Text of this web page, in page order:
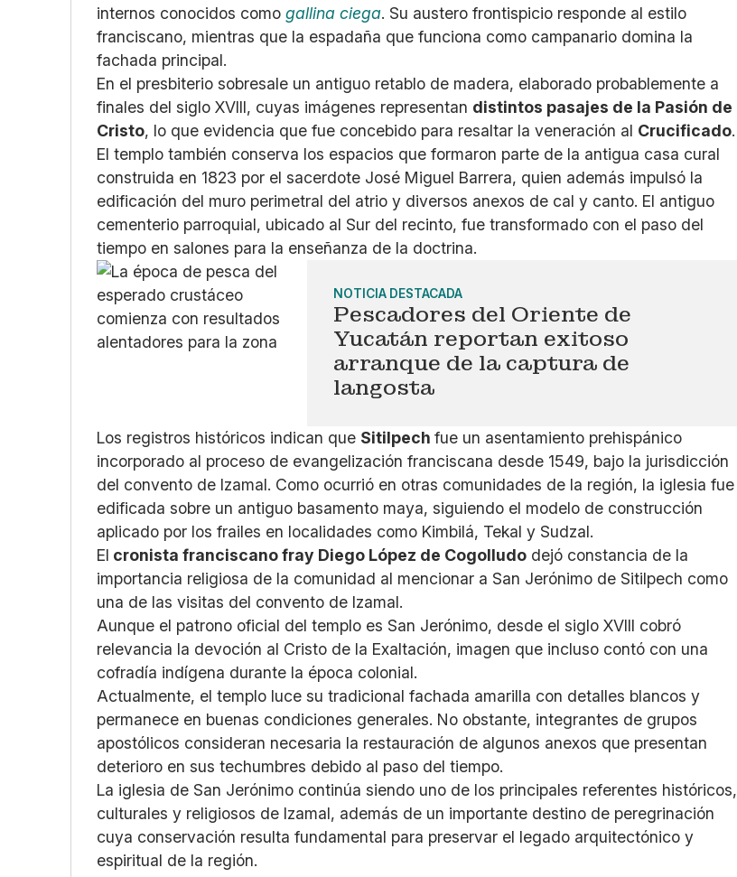
internos conocidos comogallina ciega. Su austero frontispicio responde al estilo
franciscano, mientras que la espadaña que funciona como campanario domina la
fachada principal.
En el presbiterio sobresale un antiguo retablo de madera, elaborado probablemente a
finales del siglo XVIII, cuyas imágenes representan distintos pasajes de la Pasión de
Cristo, lo que evidencia que fue concebido para resaltar la veneración al Crucificado.
El templo también conserva los espacios que formaron parte de la antigua casa cural
construida en 1823 por el sacerdote José Miguel Barrera, quien además impulsó la
edificación del muro perimetral del atrio y diversos anexos de cal y canto. El antiguo
cementerio parroquial, ubicado al Sur del recinto, fue transformado con el paso del
tiempo en salones para la enseñanza de la doctrina.
NOTICIA DESTACADA
Pescadores del Oriente de
Yucatán reportan exitoso
arranque de la captura de
langosta
Los registros históricos indican que Sitilpechfue un asentamiento prehispánico
incorporado al proceso de evangelización franciscana desde 1549, bajo la jurisdicción
del convento de Izamal. Como ocurrió en otras comunidades de la región, la iglesia fue
edificada sobre un antiguo basamento maya, siguiendo el modelo de construcción
aplicado por los frailes en localidades como Kimbilá, Tekal y Sudzal.
El cronista franciscano fray Diego López de Cogolludo dejó constancia de la
importancia religiosa de la comunidad al mencionar a San Jerónimo de Sitilpech como
una de las visitas del convento de Izamal.
Aunque el patrono oficial del templo es San Jerónimo, desde el siglo XVIII cobró
relevancia la devoción al Cristo de la Exaltación, imagen que incluso contó con una
cofradía indígena durante la época colonial.
Actualmente, el templo luce su tradicional fachada amarilla con detalles blancos y
permanece en buenas condiciones generales. No obstante, integrantes de grupos
apostólicos consideran necesaria la restauración de algunos anexos que presentan
deterioro en sus techumbres debido al paso del tiempo.
La iglesia de San Jerónimo continúa siendo uno de los principales referentes históricos,
culturales y religiosos de Izamal, además de un importante destino de peregrinación
cuya conservación resulta fundamental para preservar el legado arquitectónico y
espiritual de la región.